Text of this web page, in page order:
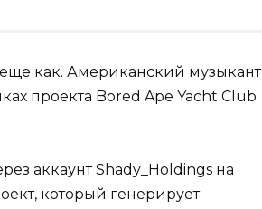
как. Американский музыкант
проекта Bored Ape Yacht Club
аккаунт Shady_Holdings на
который генерирует